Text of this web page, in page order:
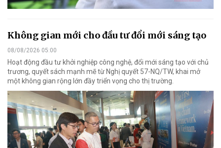
Không gian mới cho đầu tư đổi mới sáng tạo
08/08/2026 05:00
Hoạt động đầu tư khởi nghiệp công nghệ, đổi mới sáng tạo với chủ
trương, quyết sách mạnh mẽ từ Nghị quyết 57-NQ/TW, khai mở
một không gian rộng lớn đầy triển vọng cho thị trường.